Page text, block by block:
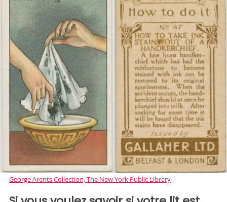
George Arents Collection, The New York Public Library